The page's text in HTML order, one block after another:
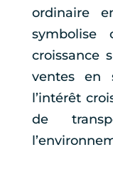
ordinaire
symbolise
croissance
ventes en
l’intérêt
de